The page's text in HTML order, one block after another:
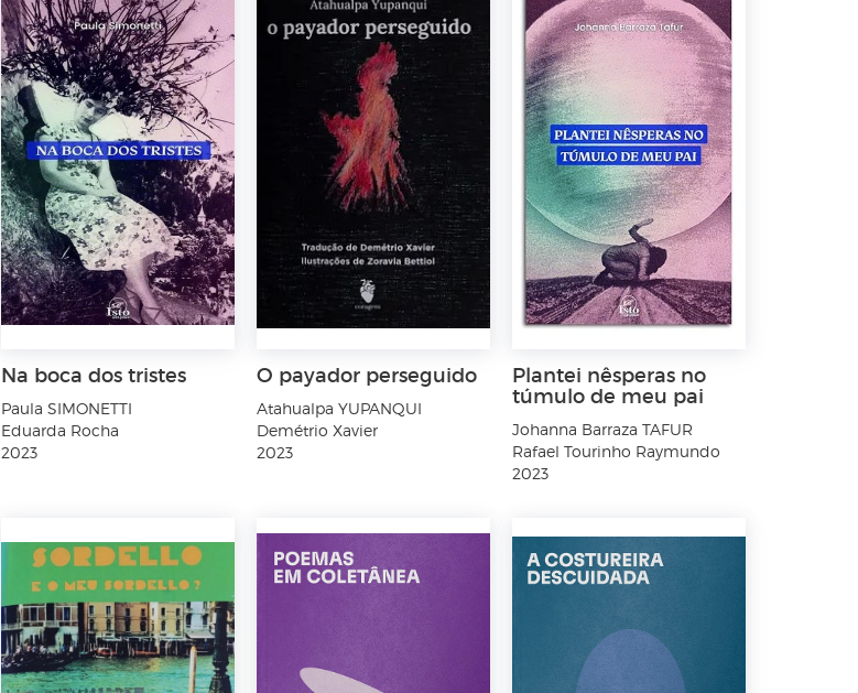
Na boca dos tristes
Paula SIMONETTI
Eduarda Rocha
2023
O payador perseguido
Atahualpa YUPANQUI
Demétrio Xavier
2023
Plantei nêsperas no
túmulo de meu pai
Johanna Barraza TAFUR
Rafael Tourinho Raymundo
2023